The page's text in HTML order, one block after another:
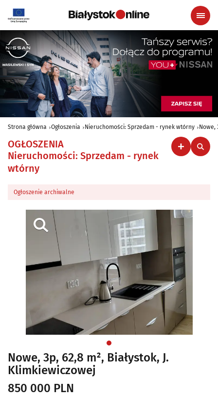
Strona główna Ogłoszenia Nieruchomości: Sprzedam - rynek wtórny Nowe,
OGŁOSZENIA
Nieruchomości: Sprzedam - rynek
wtórny
Ogłoszenie archiwalne
Nowe, 3p, 62,8 m², Białystok, J.
Klimkiewiczowej
850 000 PLN